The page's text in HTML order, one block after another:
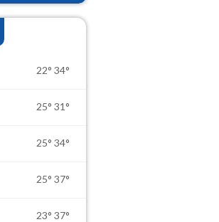
22° 34°
25° 31°
25° 34°
25° 37°
23° 37°